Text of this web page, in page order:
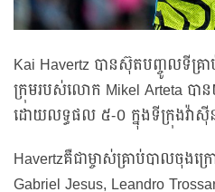
Kai Havertz បានស៊ុតបញ្ចូលទីគ្
ក្រុមរបស់លោក Mikel Arteta បា
ដោយលទ្ធផល ៥-០ ក្នុងទីក្រុងវ៉ា
Havertzគឺជាម្ចាស់គ្រាប់បាលចុងក្
Gabriel Jesus, Leandro